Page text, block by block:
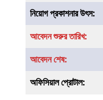
নিয়োগ প্রকাশনার উৎস:
আবেদন শুরুর তারিখ:
আবেদন শেষ:
অফিসিয়াল প্রোটাল: